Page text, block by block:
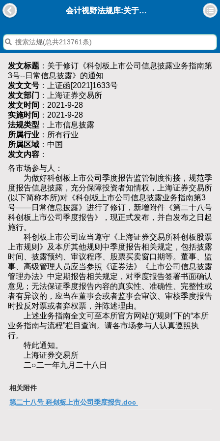
会计视野法规库:关于修订《科创板上市公司信息披露业务指南第3号--日常信息披露》的通知
发文标题 ：关于修订《科创板上市公司信息披露业务指南第
3号--日常信息披露》的通知
发文文号 ：上证函[2021]1633号
发文部门 ：上海证券交易所
发文时间 ：2021-9-28
实施时间 ：2021-9-28
法规类型 ：上市信息披露
所属行业 ：所有行业
所属区域 ：中国
发文内容 ：
各市场参与人：
为做好科创板上市公司季度报告监管制度衔接，规范季
度报告信息披露，充分保障投资者知情权，上海证券交易所
(以下简称本所)对《科创板上市公司信息披露业务指南第3
号——日常信息披露》进行了修订，新增附件《第二十八号
科创板上市公司季度报告》，现正式发布，并自发布之日起
施行。
科创板上市公司应当遵守《上海证券交易所科创板股票
上市规则》及本所其他规则中季度报告相关规定，包括披露
时间、披露预约、审议程序、股票买卖窗口期等。董事、监
事、高级管理人员应当参照《证券法》《上市公司信息披露
管理办法》中定期报告相关规定，对季度报告签署书面确认
意见；无法保证季度报告内容的真实性、准确性、完整性或
者有异议的，应当在董事会或者监事会审议、审核季度报告
时投反对票或者弃权票，并陈述理由。
上述业务指南全文可至本所官方网站()“规则”下的“本所
业务指南与流程”栏目查询。请各市场参与人认真遵照执
行。
特此通知。
上海证券交易所
二○二一年九月二十八日
相关附件
第二十八号 科创板上市公司季度报告.doc